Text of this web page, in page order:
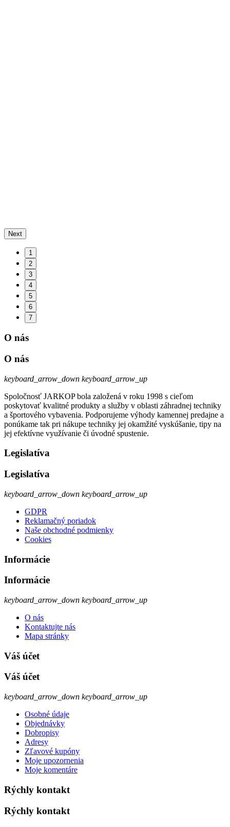
Next
1
2
3
4
5
6
7
O nás
O nás
keyboard_arrow_down keyboard_arrow_up
Spoločnosť JARKOP bola založená v roku 1998 s cieľom
poskytovať kvalitné produkty a služby v oblasti záhradnej techniky
a športového vybavenia. Podporujeme výhody kamennej predajne a
ponúkame tak pri nákupe techniky jej okamžité vyskúšanie, tipy na
jej efektívne využívanie či úvodné spustenie.
Legislatíva
Legislatíva
keyboard_arrow_down keyboard_arrow_up
GDPR
Reklamačný poriadok
Naše obchodné podmienky
Cookies
Informácie
Informácie
keyboard_arrow_down keyboard_arrow_up
O nás
Kontaktujte nás
Mapa stránky
Váš účet
Váš účet
keyboard_arrow_down keyboard_arrow_up
Osobné údaje
Objednávky
Dobropisy
Adresy
Zľavové kupóny
Moje upozornenia
Moje komentáre
Rýchly kontakt
Rýchly kontakt